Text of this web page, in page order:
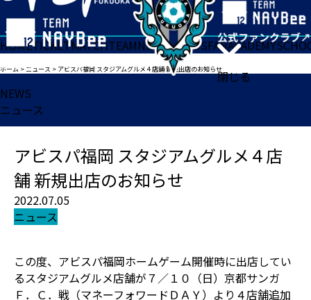
閉じる
HOMETICKETMATCHTEAMNEWSGOODSFANACADEMY
ホーム >ニュース > アビスパ福岡 スタジアムグルメ４店舗 新規出店のお知らせ
NEWS
ニュース
アビスパ福岡 スタジアムグルメ４店
舗 新規出店のお知らせ
2022.07.05
ニュース
この度、アビスパ福岡ホームゲーム開催時に出店してい
るスタジアムグルメ店舗が７／１０（日）京都サンガ
Ｆ．Ｃ．戦（マネーフォワードＤＡＹ）より４店舗追加